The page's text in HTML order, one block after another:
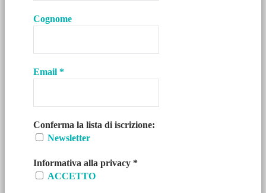
Cognome
Email *
Conferma la lista di iscrizione:
Newsletter
Informativa alla privacy *
ACCETTO